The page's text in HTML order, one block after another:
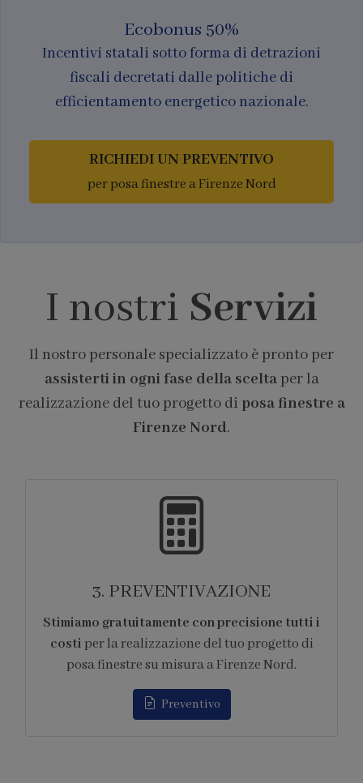
Ecobonus 50%
Incentivi statali sotto forma di detrazioni
fiscali decretati dalle politiche di
efficientamento energetico nazionale.
RICHIEDI UN PREVENTIVO
per posa finestre a Firenze Nord
I nostri Servizi
Il nostro personale specializzato è pronto per
assisterti in ogni fase della sceltaper la
realizzazione del tuo progetto di posa finestre a
Firenze Nord.
4. FORNITURA
Ci occupiamo di tutti gliaspetti logistici
legati alla fornituradei prodotti per la
realizzazione del tuo progetto di posa
su misura a Firenze Nord.